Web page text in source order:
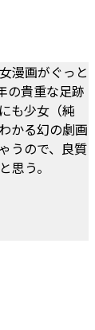
漫画がぐっと
の貴重な足跡
も少女（純
かる幻の劇画
うので、良質
思う。